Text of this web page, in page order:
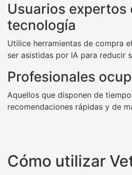
Usuarios expertos
tecnología
Utilice herramientas de compra
ser asistidas por IA para reducir
Profesionales
Aquellos que disponen de
recomendaciones rápidas y de
Cómo utilizar